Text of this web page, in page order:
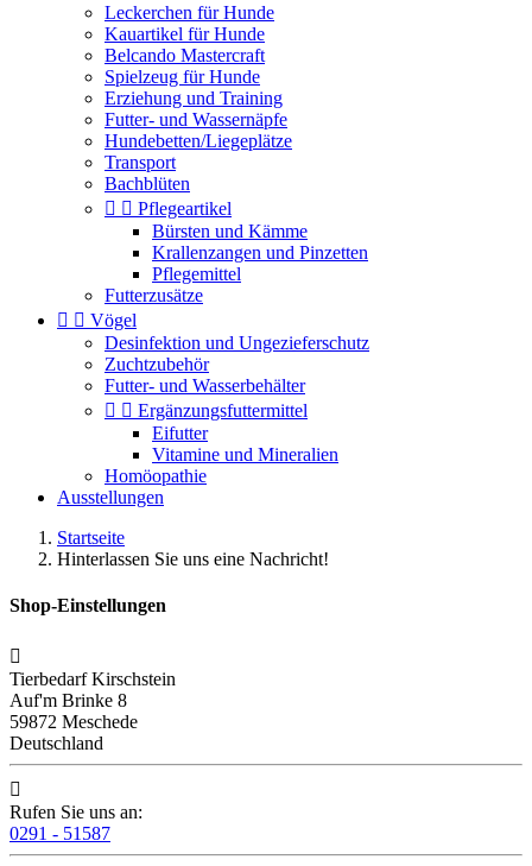
Leckerchen für Hunde
Kauartikel für Hunde
Belcando Mastercraft
Spielzeug für Hunde
Erziehung und Training
Futter- und Wassernäpfe
Hundebetten/Liegeplätze
Transport
Bachblüten
  Pflegeartikel
Bürsten und Kämme
Krallenzangen und Pinzetten
Pflegemittel
Futterzusätze
  Vögel
Desinfektion und Ungezieferschutz
Zuchtzubehör
Futter- und Wasserbehälter
  Ergänzungsfuttermittel
Eifutter
Vitamine und Mineralien
Homöopathie
Ausstellungen
Startseite
Hinterlassen Sie uns eine Nachricht!
Shop-Einstellungen

Tierbedarf Kirschstein
Auf'm Brinke 8
59872 Meschede
Deutschland

Rufen Sie uns an:
0291 - 51587